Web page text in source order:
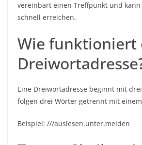
vereinbart einen Treffpunkt und
schnell erreichen.
Wie funktioniert
Eine Dreiwortadresse beginnt mit
folgen drei Wörter getrennt mit
Beispiel: ///auslesen.unter.melden